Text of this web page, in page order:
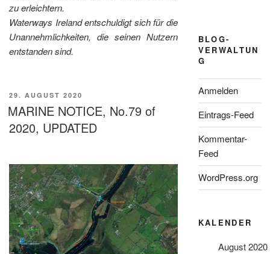
zu erleichtern.
Waterways Ireland entschuldigt sich für die
Unannehmlichkeiten, die seinen Nutzern
entstanden sind.
VERÖFFENTLICHT
AM
29. AUGUST 2020
MARINE NOTICE, No.79 of
2020, UPDATED
BLOG-
VERWALTUN
G
Anmelden
Eintrags-Feed
Kommentar-
Feed
WordPress.org
KALENDER
August 2020